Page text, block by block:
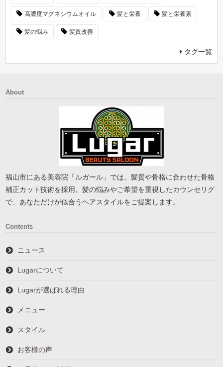
高濃度マグネシウムオイル 髪と栄養 髪と栄養素
髪の悩み 髪質改善
タグ一覧
About
福山市にある美容院「ルガール」では、髪質や骨格に合わせた骨格
補正カット技術を採用。髪の悩みやご希望を重視したカウンセリグ
で、あなただけが似合うヘアスタイルをご提案します。
Contents
ニュース
Lugarについて
Lugarが選ばれる理由
メニュー
スタイル
お客様の声